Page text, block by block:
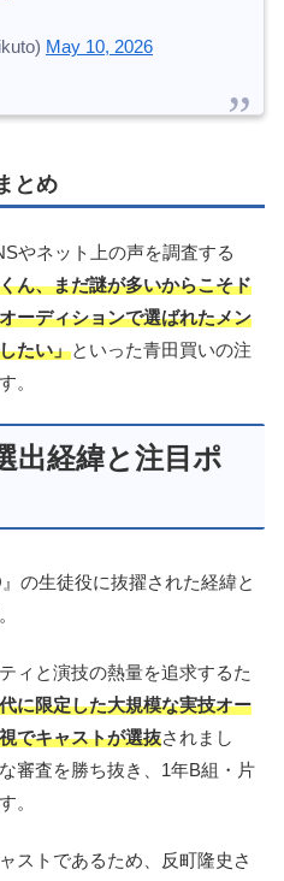
May 10, 2026
とめ
やネット上の声を調査する
ん、まだ謎が多いからこそド
ーディションで選ばれたメン
たい」といった青田買いの注
。
出経緯と注目ポ
の生徒役に抜擢された経緯と
ィと演技の熱量を追求するた
に限定した大規模な実技オー
でキャストが選抜されまし
審査を勝ち抜き、1年B組・片
。
ストであるため、反町隆史さ